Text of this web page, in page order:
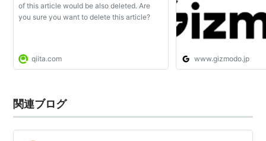
of this article would be also deleted. Are
you sure you want to delete this article?
qiita.com www.gizmodo.jp
関連ブログ